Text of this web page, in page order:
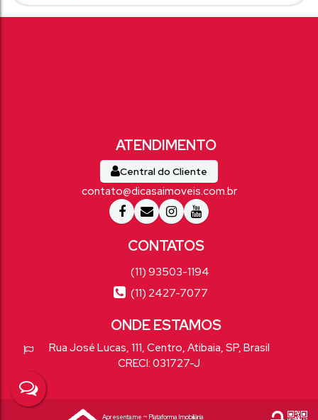
Central do Cliente
contato@dicasaimoveis.com.br
(11) 93503-1194
(11) 2427-7077
Rua José Lucas, 111, Centro, Atibaia, SP, Brasil
CRECI: 031727-J
Apresenta.me ~ Plataforma Imobiliária